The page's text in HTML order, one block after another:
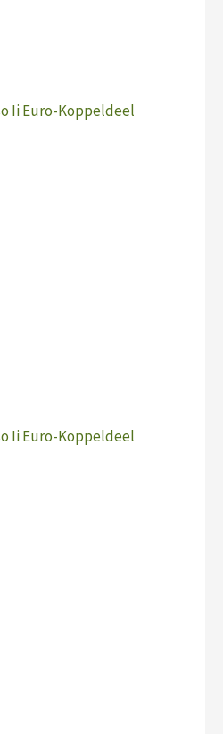
Ii Euro-Koppeldeel
Ii Euro-Koppeldeel